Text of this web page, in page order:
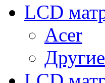
LCD
Acer